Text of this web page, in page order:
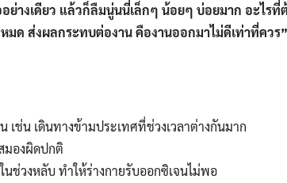
ย่างเดียว แล้วก็ลืมนู่นนี่เล็กๆ น้อยๆ บ่อยมาก อะไรที่
ด ส่งผลกระทบต่องาน คืองานออกมาไม่ดีเท่าที่ควร”
เช่น เดินทางข้ามประเทศที่ช่วงเวลาต่างกันมาก
มองผิดปกติ
ช่วงหลับ ทำให้ร่างกายรับออกซิเจนไม่พอ